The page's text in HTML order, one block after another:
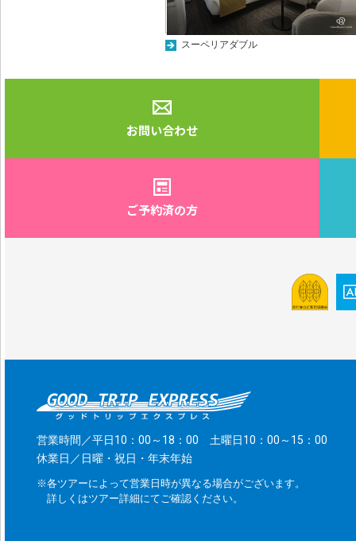
スーペリアダブル
お問い合わせ
ご予約済の方
営業時間／平日10：00～18：00 土曜日10：00～15：00
休業日／日曜・祝日・年末年始
※各ツアーによって営業日時が異なる場合がございます。
詳しくはツアー詳細にてご確認ください。